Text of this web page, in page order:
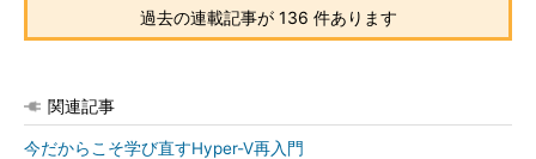
過去の連載記事が 136 件あります
関連記事
今だからこそ学び直すHyper-V再入門